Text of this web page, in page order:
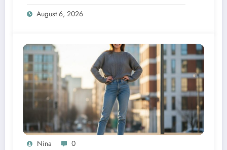
August 6, 2026
Nina 0